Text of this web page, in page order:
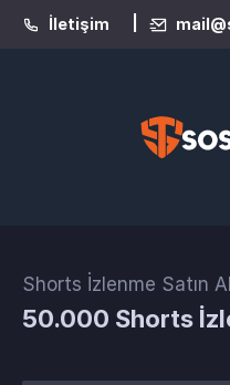
İletişim
Shorts İzlenme Satın Al
50.000 Shorts